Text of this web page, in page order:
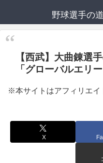
野球選手の
【西武】大曲錬選
「グローバルエリー
※本サイトはアフィリエイ
X